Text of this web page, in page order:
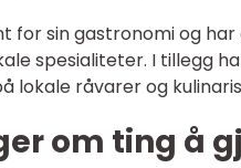
for sin gastronomi og
spesialiteter. I tillegg
lokale råvarer og
om ting å